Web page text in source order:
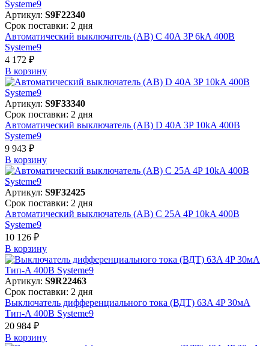
Артикул: S9F22340
Срок поставки: 2 дня
Автоматический выключатель (АВ) C 40A 3P 6kA 400В
Systeme9
4 172 ₽
В корзинy
Артикул: S9F33340
Срок поставки: 2 дня
Автоматический выключатель (АВ) D 40A 3P 10kA 400В
Systeme9
9 943 ₽
В корзинy
Артикул: S9F32425
Срок поставки: 2 дня
Автоматический выключатель (АВ) C 25A 4P 10kA 400В
Systeme9
10 126 ₽
В корзинy
Артикул: S9R22463
Срок поставки: 2 дня
Выключатель дифференциального тока (ВДТ) 63A 4P 30мА
Тип-A 400В Systeme9
20 984 ₽
В корзинy